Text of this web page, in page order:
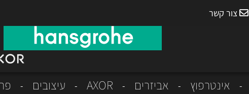
צור קשר
אינטרפוץ אביזרים AXOR עיצובים